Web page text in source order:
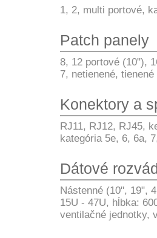
1, 2, multi portové,
Patch panely
8, 12 portové (10"),
7, netienené, tienené
Konektory a
RJ11, RJ12, RJ45,
kategória 5e, 6, 6a,
Dátové
Nástenné (10", 19",
15U - 47U, hĺbka:
ventilačné jednotky,